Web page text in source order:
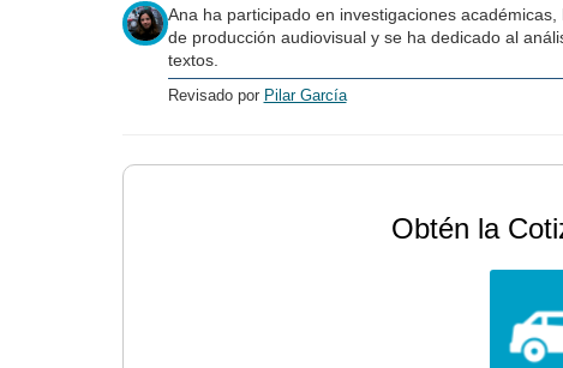
Ana ha participado en investigaciones
de producción audiovisual y se ha dedicado al
textos.
Revisado por Pilar García
Obtén la